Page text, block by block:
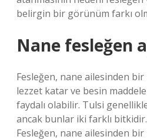
belirgin bir görünüm farkı
Nane fesleğen
Fesleğen, nane ailesinden
lezzet katar ve besin
faydalı olabilir. Tulsi
ancak bunlar iki farklı
Fesleğen, nane ailesinden